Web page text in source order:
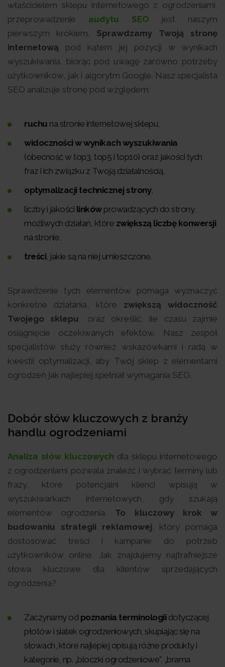
właścicielem sklepu internetowego z ogrodzeniami,
przeprowadzenie audytu SEO jest naszym
pierwszym krokiem. Sprawdzamy Twoją stronę
internetową pod kątem jej pozycji w wynikach
wyszukiwania, biorąc pod uwagę zarówno potrzeby
użytkowników, jak i algorytm Google. Nasz specjalista
SEO analizuje stronę pod względem:
ruchu na stronie internetowej sklepu,
widoczności w wynikach wyszukiwania
(obecność w top3, top5 i top10) oraz jakości tych
fraz i ich związku z Twoją działalnością,
optymalizacji technicznej strony,
liczby i jakości linkówprowadzących do strony,
możliwych działań, które zwiększą liczbę konwersji
na stronie,
treści , jakie są na niej umieszczone.
Sprawdzenie tych elementów pomaga wyznaczyć
konkretne działania, które zwiększą widoczność
Twojego sklepu , oraz określić, ile czasu zajmie
osiągnięcie oczekiwanych efektów. Nasz zespół
specjalistów służy również wskazówkami i radą w
kwestii optymalizacji, aby Twój sklep z elementami
ogrodzeń jak najlepiej spełniał wymagania SEO.
Dobór słów kluczowych z branży
handlu ogrodzeniami
Analiza słów kluczowych dla sklepu internetowego
z ogrodzeniami pozwala znaleźć i wybrać terminy lub
frazy, które potencjalni klienci wpisują w
wyszukiwarkach internetowych, gdy szukają
elementów ogrodzenia. To kluczowy krok w
budowaniu strategii reklamowej , który pomaga
dostosować treści i kampanie do potrzeb
użytkowników online. Jak znajdujemy najtrafniejsze
słowa kluczowe dla klientów sprzedających
ogrodzenia?
Zaczynamy od poznania terminologii dotyczącej
płotów i siatek ogrodzeniowych, skupiając się na
słowach, które najlepiej opisują różne produkty i
kategorie, np. „bloczki ogrodzeniowe", „brama